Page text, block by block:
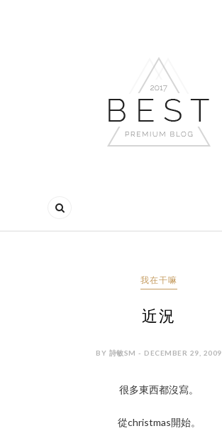
我在干嘛
近況
BY 詩敏SM - DECEMBER 29, 2009
很多東西都沒寫。
從christmas開始。